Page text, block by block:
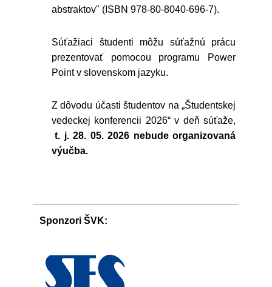
abstraktov" (ISBN 978-80-8040-696-7).
Súťažiaci študenti môžu súťažnú prácu
prezentovať pomocou programu Power
Point v slovenskom jazyku.
Z dôvodu účasti študentov na „Študentskej
vedeckej konferencii 2026“ v deň súťaže,
t. j. 28. 05. 2026 nebude organizovaná
výučba.
Sponzori ŠVK: